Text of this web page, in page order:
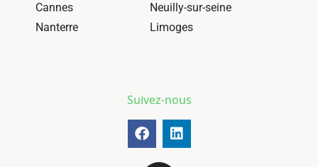
Cannes
Neuilly-sur-seine
Nanterre
Limoges
Suivez-nous